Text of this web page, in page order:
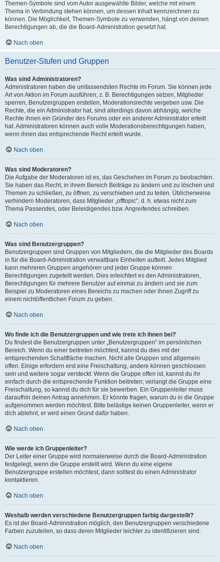
Themen-Symbole sind vom Autor ausgewählte Bilder, welche mit einem
Thema in Verbindung stehen können, um dessen Inhalt kennzeichnen zu
können. Die Möglichkeit, Themen-Symbole zu verwenden, hängt von deinen
Berechtigungen ab, die die Board-Administration gesetzt hat.
Nach oben
Benutzer-Stufen und Gruppen
Was sind Administratoren?
Administratoren haben die umfassendsten Rechte im Forum. Sie können jede
Art von Aktion im Forum ausführen; z. B. Berechtigungen setzen, Mitglieder
sperren, Benutzergruppen erstellen, Moderationsrechte vergeben usw. Die
Rechte, die ein Administrator hat, sind allerdings davon abhängig, welche
Rechte ihnen ein Gründer des Forums oder ein anderer Administrator erteilt
hat. Administratoren können auch volle Moderationsberechtigungen haben,
wenn ihnen das entsprechende Recht erteilt wurde.
Nach oben
Was sind Moderatoren?
Die Aufgabe der Moderatoren ist es, das Geschehen im Forum zu beobachten.
Sie haben das Recht, in ihrem Bereich Beiträge zu ändern und zu löschen und
Themen zu schließen, zu öffnen, zu verschieben und zu teilen. Üblicherweise
verhindern Moderatoren, dass Mitglieder „offtopic“, d. h. etwas nicht zum
Thema Passendes, oder Beleidigendes bzw. Angreifendes schreiben.
Nach oben
Was sind Benutzergruppen?
Benutzergruppen sind Gruppen von Mitgliedern, die die Mitglieder des Boards
in für die Board-Administration verwaltbare Einheiten aufteilt. Jedes Mitglied
kann mehreren Gruppen angehören und jeder Gruppe können
Berechtigungen zugeteilt werden. Dies erleichtert es den Administratoren,
Berechtigungen für mehrere Benutzer auf einmal zu ändern und sie zum
Beispiel zu Moderatoren eines Bereichs zu machen oder ihnen Zugriff zu
einem nichtöffentlichen Forum zu geben.
Nach oben
Wo finde ich die Benutzergruppen und wie trete ich ihnen bei?
Du findest die Benutzergruppen unter „Benutzergruppen“ im persönlichen
Bereich. Wenn du einer beitreten möchtest, kannst du dies mit der
entsprechenden Schaltfläche machen. Nicht alle Gruppen sind allgemein
offen. Einige erfordern erst eine Freischaltung, andere können geschlossen
sein und weitere sogar versteckt. Wenn die Gruppe offen ist, kannst du ihr
einfach durch die entsprechende Funktion beitreten; verlangt die Gruppe eine
Freischaltung, so kannst du dich für sie bewerben. Ein Gruppenleiter muss
daraufhin deinen Antrag annehmen. Er könnte fragen, warum du in die Gruppe
aufgenommen werden möchtest. Bitte belästige keinen Gruppenleiter, wenn er
dich ablehnt, er wird einen Grund dafür haben.
Nach oben
Wie werde ich Gruppenleiter?
Der Leiter einer Gruppe wird normalerweise durch die Board-Administration
festgelegt, wenn die Gruppe erstellt wird. Wenn du eine eigene
Benutzergruppe erstellen möchtest, dann solltest du einen Administrator
kontaktieren.
Nach oben
Weshalb werden verschiedene Benutzergruppen farbig dargestellt?
Es ist der Board-Administration möglich, den Benutzergruppen verschiedene
Farben zuzuteilen, so dass deren Mitglieder leichter zu identifizieren sind.
Nach oben